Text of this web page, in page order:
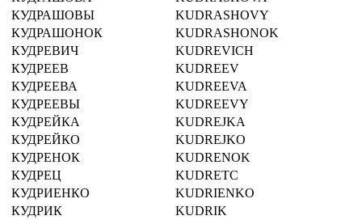
КУДРАШОВЫ
KUDRASHOVY
КУДРАШОНОК
KUDRASHONOK
КУДРЕВИЧ
KUDREVICH
КУДРЕЕВ
KUDREEV
КУДРЕЕВА
KUDREEVA
КУДРЕЕВЫ
KUDREEVY
КУДРЕЙКА
KUDREJKA
КУДРЕЙКО
KUDREJKO
КУДРЕНОК
KUDRENOK
КУДРЕЦ
KUDRETC
КУДРИЕНКО
KUDRIENKO
КУДРИК
KUDRIK